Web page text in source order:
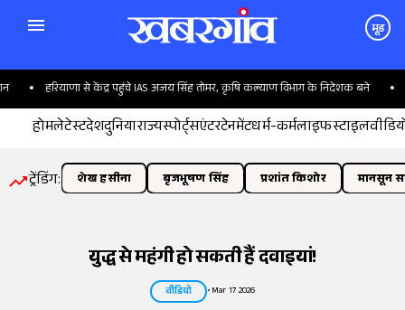
मूड
से केंद्र पहुंचे IAS अजय सिंह तोमर, कृषि कल्याण विभाग के निदेशक बने पिंजौर-बद्दी
होमलेटेस्टदेशदुनियाराज्यस्पोर्ट्सएंटरटेनमेंटधर्म-कर्मलाइफस्टाइल
ट्रेंडिंग: शेख हसीना बृजभूषण सिंह प्रशांत किशोर मानसून
युद्ध से महंगी हो सकती हैं दवाइयां!
वीडियो •Mar 17 2026